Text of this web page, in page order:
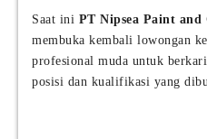
Saat ini PT Nipsea Paint
membuka kembali lowongan
profesional muda untuk
posisi dan kualifikasi yang